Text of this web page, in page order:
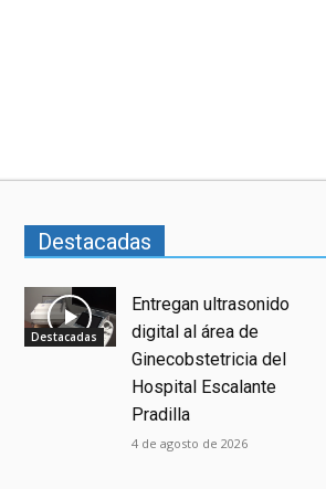
Destacadas
Destacadas
Entregan ultrasonido
digital al área de
Ginecobstetricia del
Hospital Escalante
Pradilla
4 de agosto de 2026